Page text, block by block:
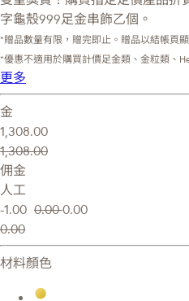
字龜殼999足金串飾乙個。
*贈品數量有限，贈完即止。贈品以結帳頁顯
*優惠不適用於購買計價足金類、金粒類、
更多
金
1,308.00
1,308.00
佣金
人工
-1.00 0.000.00
0.00
材料顏色